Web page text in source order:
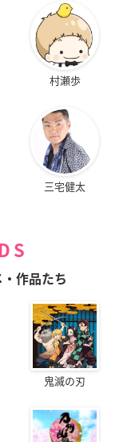
村瀬歩
三宅健太
作品たち
鬼滅の刃